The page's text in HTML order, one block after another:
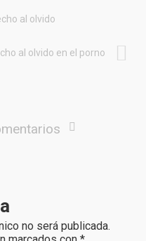
al olvido
al olvido en el porno
no será publicada.